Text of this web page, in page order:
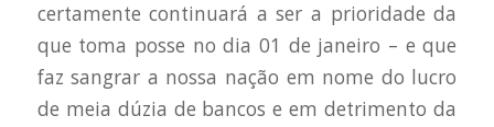
certamente continuará a ser a prioridade da
que toma posse no dia 01 de janeiro – e que
faz sangrar a nossa nação em nome do lucro
de meia dúzia de bancos e em detrimento da